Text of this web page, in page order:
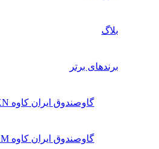
بلاگ
برندهای برتر
گاوصندوق ایران کاوه KN
گاوصندوق ایران کاوه GM